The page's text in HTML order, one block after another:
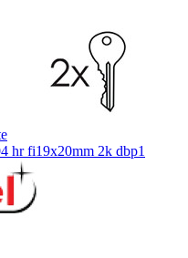
hr fi19x20mm 2k dbp1